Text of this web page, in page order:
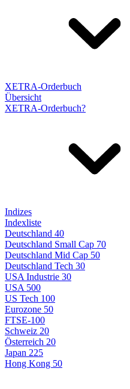
XETRA-Orderbuch
Übersicht
XETRA-Orderbuch?
Indizes
Indexliste
Deutschland 40
Deutschland Small Cap 70
Deutschland Mid Cap 50
Deutschland Tech 30
USA Industrie 30
USA 500
US Tech 100
Eurozone 50
FTSE-100
Schweiz 20
Österreich 20
Japan 225
Hong Kong 50